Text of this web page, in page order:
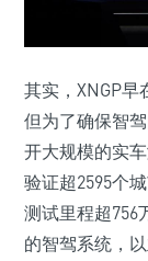
其实，XNGP早
但为了确保智
开大规模的实
验证超2595个
测试里程超756
的智驾系统，